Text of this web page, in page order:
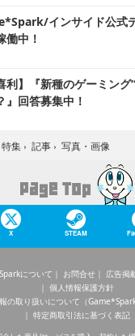
インサイド公式
働中！
利】『新種のゲーミン
』回答募集中！
特集 › 記事 › 写真・画像
X STEAM
について お問合せ 広告掲
個人情報保護方針
の取り扱いについて（Game*Spark
特定商取引法に基づく表記